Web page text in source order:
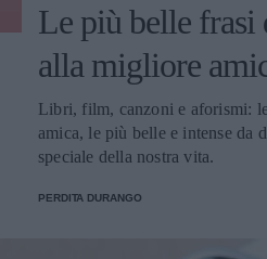
Le più belle frasi
alla migliore
Libri, film, canzoni e aforismi:
amica, le più belle e intense da
speciale della nostra vita.
PERDITA DURANGO